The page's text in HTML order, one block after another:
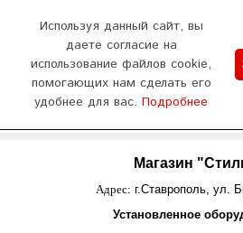
График работы
Отдел продаж 9:00-18:00 (пн - сб)
8:00-20:00 (без выходных)
WhatsApp
Магазин
Адрес: г.Ставрополь, ул.
Установленное
Используя данный сайт, вы
даете согласие на
использование файлов cookie,
помогающих нам сделать его
удобнее для вас. Подробнее